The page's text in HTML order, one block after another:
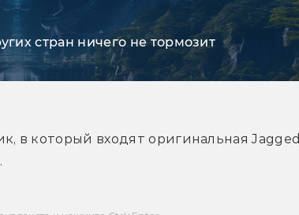
стран ничего не тормозит
в который входят оригинальная Jagged